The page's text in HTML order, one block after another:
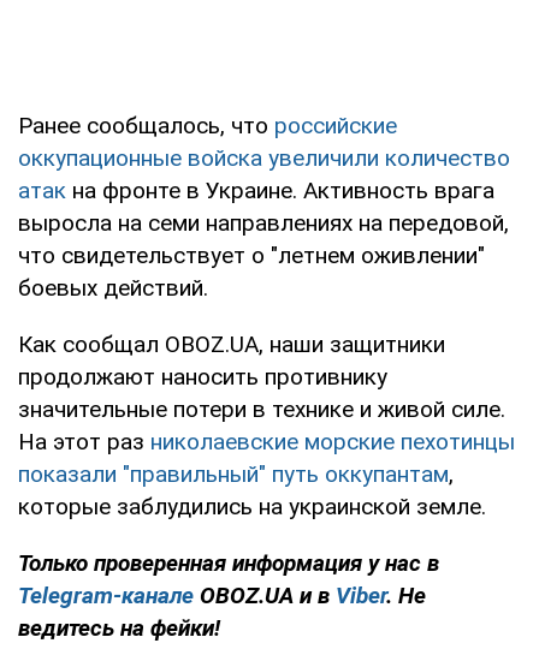
Ранее сообщалось, что российские
оккупационные войска увеличили количество
атак на фронте в Украине. Активность врага
выросла на семи направлениях на передовой,
что свидетельствует о "летнем оживлении"
боевых действий.
Как сообщал OBOZ.UA, наши защитники
продолжают наносить противнику
значительные потери в технике и живой силе.
На этот раз николаевские морские пехотинцы
показали "правильный" путь оккупантам,
которые заблудились на украинской земле.
Только проверенная информация у нас в
Telegram-канале OBOZ.UA и в Viber. Не
ведитесь на фейки!